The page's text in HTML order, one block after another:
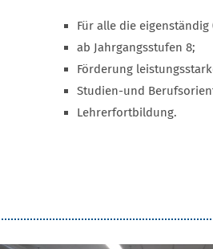
Für alle die
ab Jahrgangsstufen 8;
Förderung
Studien-und
Lehrerfortbildung.